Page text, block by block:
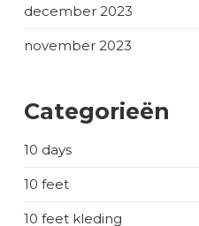
december 2023
november 2023
Categorieën
10 days
10 feet
10 feet kleding